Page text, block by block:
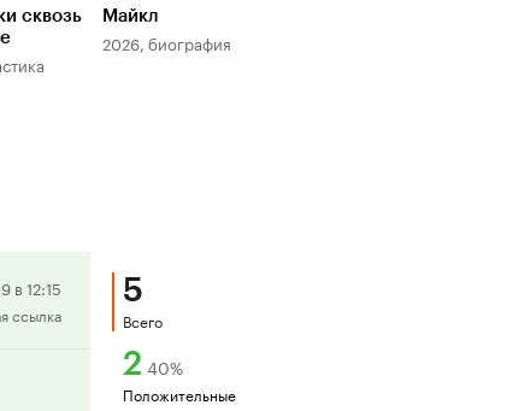
сквозь
Майкл
2026, биография
Положительная
рецензия
в 12:15
ссылка
5
Всего
2 40%
Положительные